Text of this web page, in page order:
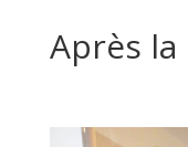
Après